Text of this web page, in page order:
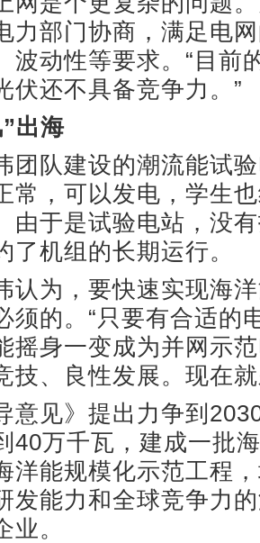
力部门协商，满足电
波动性等要求。“目前
伏还不具备竞争力。”
出海
队建设的潮流能试验
常，可以发电，学生
由于是试验电站，没
了机组的长期运行。
为，要快速实现海洋
须的。“只要有合适的
摇身一变成为并网示
技、良性发展。现在
见》提出力争到
40万千瓦，建成一批
洋能规模化示范工程
发能力和全球竞争力
业。